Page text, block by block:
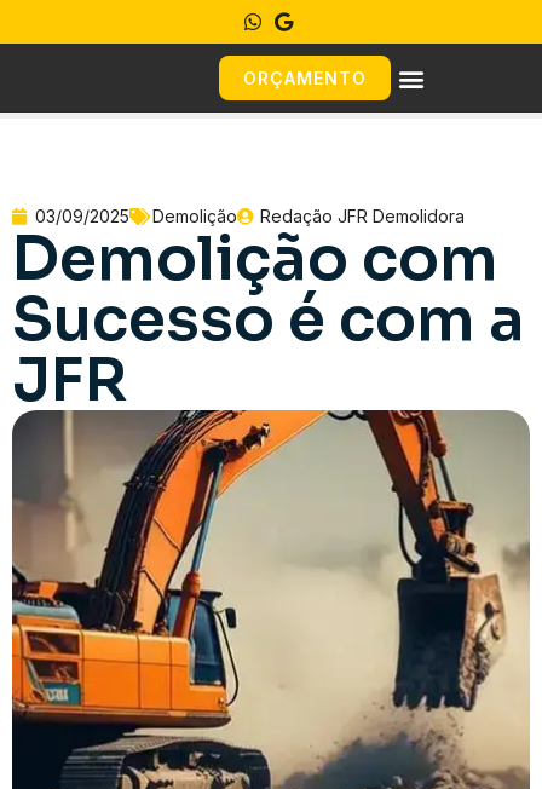
ORÇAMENTO
03/09/2025 Demolição Redação JFR Demolidora
Demolição com
Sucesso é com a
JFR